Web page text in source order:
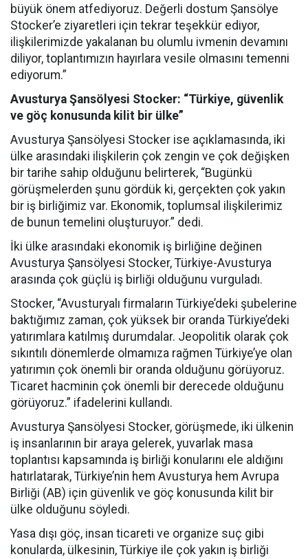
büyük önem atfediyoruz. Değerli dostum Şansölye
Stocker’e ziyaretleri için tekrar teşekkür ediyor,
ilişkilerimizde yakalanan bu olumlu ivmenin devamını
diliyor, toplantımızın hayırlara vesile olmasını temenni
ediyorum.”
Avusturya Şansölyesi Stocker: “Türkiye, güvenlik
ve göç konusunda kilit bir ülke”
Avusturya Şansölyesi Stocker ise açıklamasında, iki
ülke arasındaki ilişkilerin çok zengin ve çok değişken
bir tarihe sahip olduğunu belirterek, “Bugünkü
görüşmelerden şunu gördük ki, gerçekten çok yakın
bir iş birliğimiz var. Ekonomik, toplumsal ilişkilerimiz
de bunun temelini oluşturuyor.” dedi.
İki ülke arasındaki ekonomik iş birliğine değinen
Avusturya Şansölyesi Stocker, Türkiye-Avusturya
arasında çok güçlü iş birliği olduğunu vurguladı.
Stocker, “Avusturyalı firmaların Türkiye’deki şubelerine
baktığımız zaman, çok yüksek bir oranda Türkiye’deki
yatırımlara katılmış durumdalar. Jeopolitik olarak çok
sıkıntılı dönemlerde olmamıza rağmen Türkiye’ye olan
yatırımın çok önemli bir oranda olduğunu görüyoruz.
Ticaret hacminin çok önemli bir derecede olduğunu
görüyoruz.” ifadelerini kullandı.
Avusturya Şansölyesi Stocker, görüşmede, iki ülkenin
iş insanlarının bir araya gelerek, yuvarlak masa
toplantısı kapsamında iş birliği konularını ele aldığını
hatırlatarak, Türkiye’nin hem Avusturya hem Avrupa
Birliği (AB) için güvenlik ve göç konusunda kilit bir
ülke olduğunu söyledi.
Yasa dışı göç, insan ticareti ve organize suç gibi
konularda, ülkesinin, Türkiye ile çok yakın iş birliği